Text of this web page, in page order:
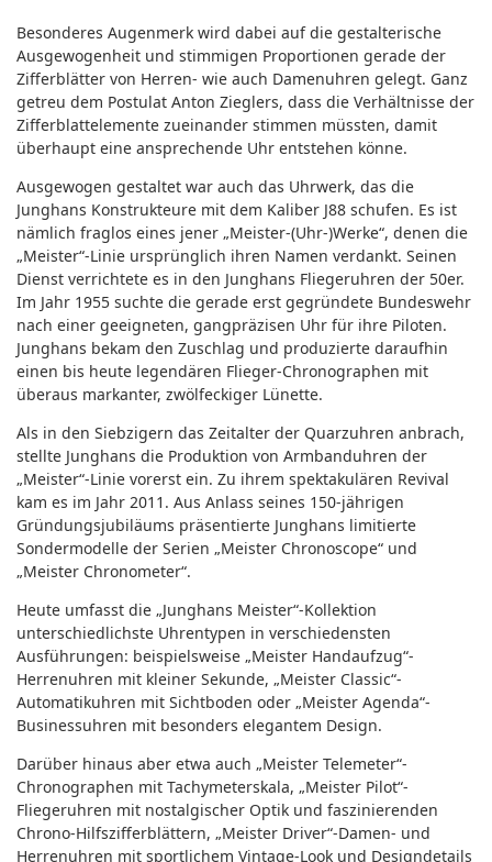
Besonderes Augenmerk wird dabei auf die gestalterische
Ausgewogenheit und stimmigen Proportionen gerade der
Zifferblätter von Herren- wie auch Damenuhren gelegt. Ganz
getreu dem Postulat Anton Zieglers, dass die Verhältnisse der
Zifferblattelemente zueinander stimmen müssten, damit
überhaupt eine ansprechende Uhr entstehen könne.
Ausgewogen gestaltet war auch das Uhrwerk, das die
Junghans Konstrukteure mit dem Kaliber J88 schufen. Es ist
nämlich fraglos eines jener „Meister-(Uhr-)Werke“, denen die
„Meister“-Linie ursprünglich ihren Namen verdankt. Seinen
Dienst verrichtete es in den Junghans Fliegeruhren der 50er.
Im Jahr 1955 suchte die gerade erst gegründete Bundeswehr
nach einer geeigneten, gangpräzisen Uhr für ihre Piloten.
Junghans bekam den Zuschlag und produzierte daraufhin
einen bis heute legendären Flieger-Chronographen mit
überaus markanter, zwölfeckiger Lünette.
Als in den Siebzigern das Zeitalter der Quarzuhren anbrach,
stellte Junghans die Produktion von Armbanduhren der
„Meister“-Linie vorerst ein. Zu ihrem spektakulären Revival
kam es im Jahr 2011. Aus Anlass seines 150-jährigen
Gründungsjubiläums präsentierte Junghans limitierte
Sondermodelle der Serien „Meister Chronoscope“ und
„Meister Chronometer“.
Heute umfasst die „Junghans Meister“-Kollektion
unterschiedlichste Uhrentypen in verschiedensten
Ausführungen: beispielsweise „Meister Handaufzug“-
Herrenuhren mit kleiner Sekunde, „Meister Classic“-
Automatikuhren mit Sichtboden oder „Meister Agenda“-
Businessuhren mit besonders elegantem Design.
Darüber hinaus aber etwa auch „Meister Telemeter“-
Chronographen mit Tachymeterskala, „Meister Pilot“-
Fliegeruhren mit nostalgischer Optik und faszinierenden
Chrono-Hilfszifferblättern, „Meister Driver“-Damen- und
Herrenuhren mit sportlichem Vintage-Look und Designdetails